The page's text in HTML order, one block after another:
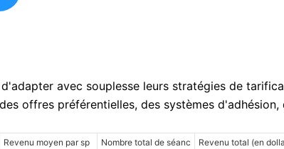
avec souplesse leurs stratégies de
offres préférentielles, des systèmes
Revenu moyen par sp
Nombre total de séanc
Revenu total (en